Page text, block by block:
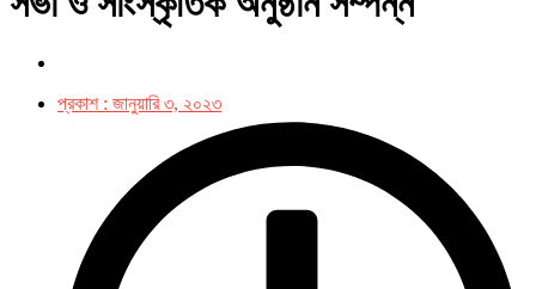
প্রকাশ : জানুয়ারি ৩, ২০২৩